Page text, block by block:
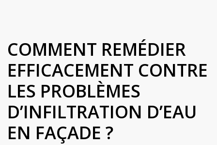
COMMENT REMÉDIER
EFFICACEMENT CONTRE
LES PROBLÈMES
D’INFILTRATION D’EAU
EN FAÇADE ?